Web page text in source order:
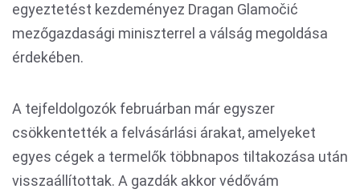
egyeztetést kezdeményez Dragan Glamočić
mezőgazdasági miniszterrel a válság megoldása
érdekében.
A tejfeldolgozók februárban már egyszer
csökkentették a felvásárlási árakat, amelyeket
egyes cégek a termelők többnapos tiltakozása után
visszaállítottak. A gazdák akkor védővám